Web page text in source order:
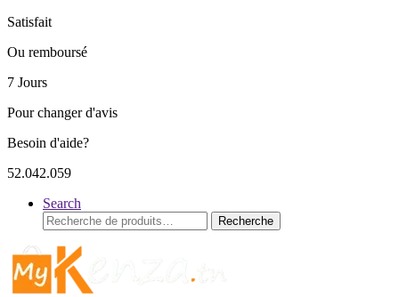
Satisfait
Ou remboursé
7 Jours
Pour changer d'avis
Besoin d'aide?
52.042.059
Search
Recherche
pour :
Recherche